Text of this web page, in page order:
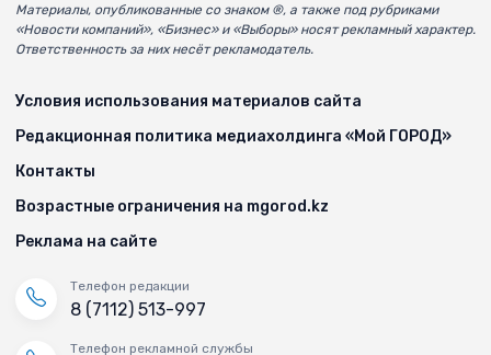
Материалы, опубликованные со знаком ®, а также под рубриками
«Новости компаний», «Бизнес» и «Выборы» носят рекламный характер.
Ответственность за них несёт рекламодатель.
Условия использования материалов сайта
Редакционная политика медиахолдинга «Мой ГОРОД»
Контакты
Возрастные ограничения на mgorod.kz
Реклама на сайте
Телефон редакции
8 (7112) 513-997
Телефон рекламной службы